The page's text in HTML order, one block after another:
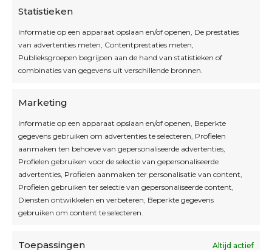
Statistieken
Informatie op een apparaat opslaan en/of openen, De prestaties
van advertenties meten, Contentprestaties meten,
Publieksgroepen begrijpen aan de hand van statistieken of
combinaties van gegevens uit verschillende bronnen.
Marketing
Informatie op een apparaat opslaan en/of openen, Beperkte
gegevens gebruiken om advertenties te selecteren, Profielen
aanmaken ten behoeve van gepersonaliseerde advertenties,
Profielen gebruiken voor de selectie van gepersonaliseerde
advertenties, Profielen aanmaken ter personalisatie van content,
Profielen gebruiken ter selectie van gepersonaliseerde content,
Diensten ontwikkelen en verbeteren, Beperkte gegevens
gebruiken om content te selecteren.
Toepassingen Altijd actief
Openingsuren
Blijf op de hoogte
Interesse in leuke kadotips of toffe acties?
Laat dan hier je mailadres achter.